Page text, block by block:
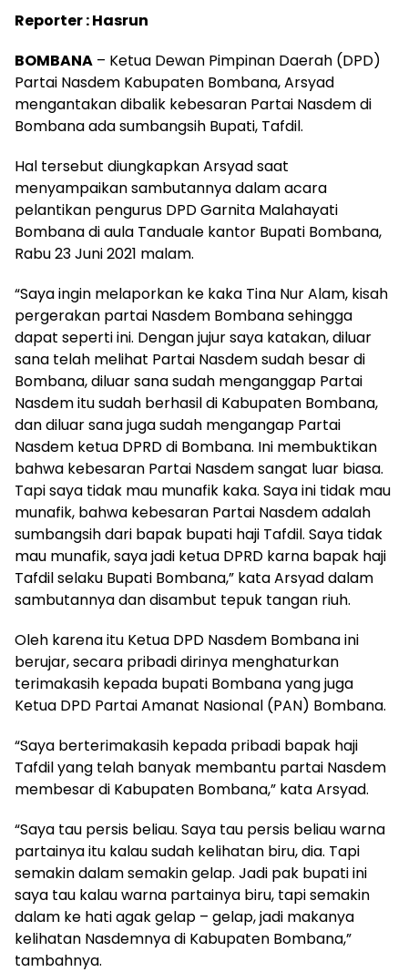
Reporter : Hasrun
BOMBANA – Ketua Dewan Pimpinan Daerah (DPD)
Partai Nasdem Kabupaten Bombana, Arsyad
mengantakan dibalik kebesaran Partai Nasdem di
Bombana ada sumbangsih Bupati, Tafdil.
Hal tersebut diungkapkan Arsyad saat
menyampaikan sambutannya dalam acara
pelantikan pengurus DPD Garnita Malahayati
Bombana di aula Tanduale kantor Bupati Bombana,
Rabu 23 Juni 2021 malam.
“Saya ingin melaporkan ke kaka Tina Nur Alam, kisah
pergerakan partai Nasdem Bombana sehingga
dapat seperti ini. Dengan jujur saya katakan, diluar
sana telah melihat Partai Nasdem sudah besar di
Bombana, diluar sana sudah menganggap Partai
Nasdem itu sudah berhasil di Kabupaten Bombana,
dan diluar sana juga sudah mengangap Partai
Nasdem ketua DPRD di Bombana. Ini membuktikan
bahwa kebesaran Partai Nasdem sangat luar biasa.
Tapi saya tidak mau munafik kaka. Saya ini tidak mau
munafik, bahwa kebesaran Partai Nasdem adalah
sumbangsih dari bapak bupati haji Tafdil. Saya tidak
mau munafik, saya jadi ketua DPRD karna bapak haji
Tafdil selaku Bupati Bombana,” kata Arsyad dalam
sambutannya dan disambut tepuk tangan riuh.
Oleh karena itu Ketua DPD Nasdem Bombana ini
berujar, secara pribadi dirinya menghaturkan
terimakasih kepada bupati Bombana yang juga
Ketua DPD Partai Amanat Nasional (PAN) Bombana.
“Saya berterimakasih kepada pribadi bapak haji
Tafdil yang telah banyak membantu partai Nasdem
membesar di Kabupaten Bombana,” kata Arsyad.
“Saya tau persis beliau. Saya tau persis beliau warna
partainya itu kalau sudah kelihatan biru, dia. Tapi
semakin dalam semakin gelap. Jadi pak bupati ini
saya tau kalau warna partainya biru, tapi semakin
dalam ke hati agak gelap – gelap, jadi makanya
kelihatan Nasdemnya di Kabupaten Bombana,”
tambahnya.